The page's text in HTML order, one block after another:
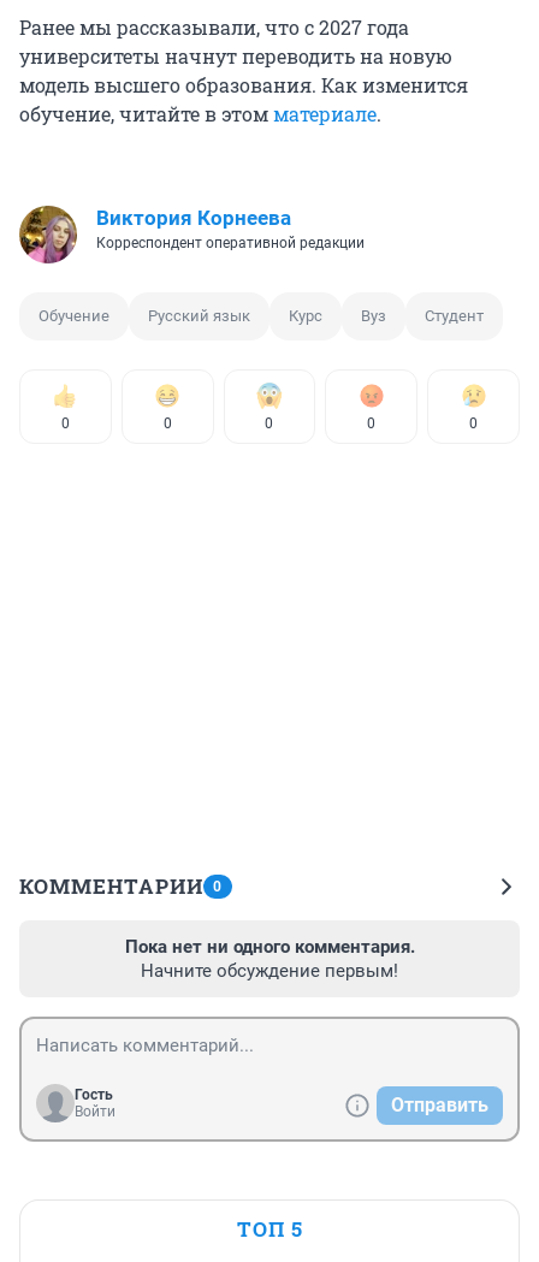
Ранее мы рассказывали, что с 2027 года
университеты начнут переводить на новую
модель высшего образования. Как изменится
обучение, читайте в этомматериале.
Виктория Корнеева
Корреспондент оперативной редакции
Обучение Русский язык Курс Вуз Студент
0 0 0 0 0
КОММЕНТАРИИ 0
Пока нет ни одного комментария.
Начните обсуждение первым!
Гость
Войти
Отправить
ТОП 5